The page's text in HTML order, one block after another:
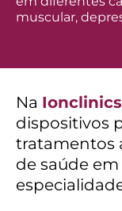
muscular,
Na Ionclinics
dispositivos
tratamentos
de saúde